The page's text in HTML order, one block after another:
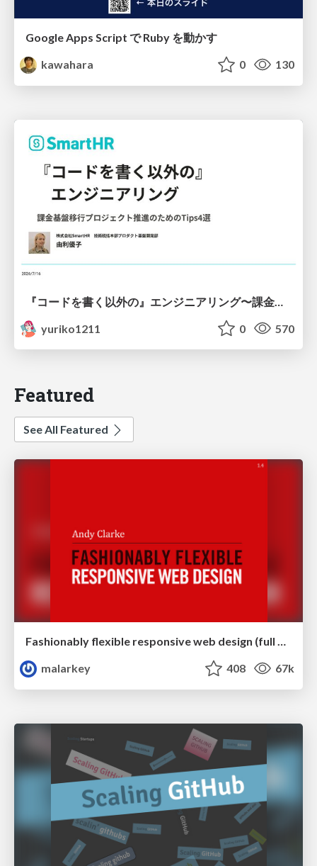
Google Apps Script で Ruby を動かす
kawahara
0 130
yuriko1211
0 570
Featured
See All Featured
Fashionably flexible responsive web design (full day workshop)
malarkey
408 67k